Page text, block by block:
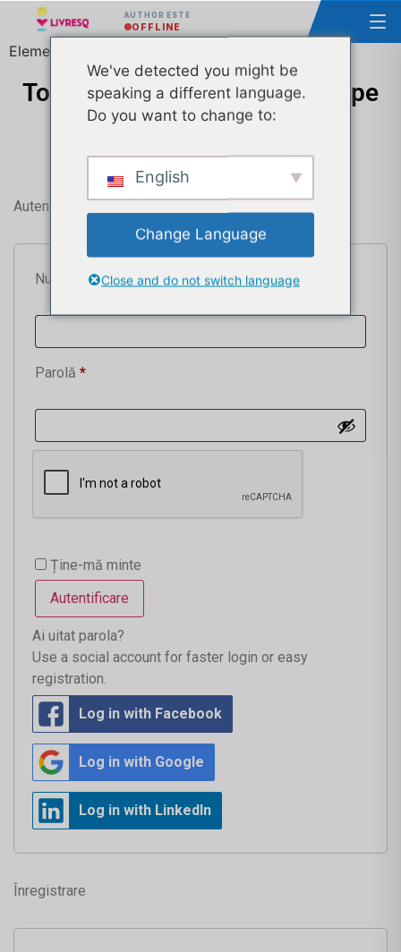
AUTHOR ESTE
OFFLINE
Elementor #412596
Tot ce ai nevoie pentru a începe
să creezi cursuri și lecții
interactive
Autentificare
Nume utilizator sau adresă email *
Parolă *
Ține-mă minte
Autentificare
Ai uitat parola?
Use a social account for faster login or easy
registration.
Log in with Facebook
Log in with Google
Log in with LinkedIn
Înregistrare
We've detected you might be
speaking a different language.
Do you want to change to:
English
Change Language
Close and do not switch language